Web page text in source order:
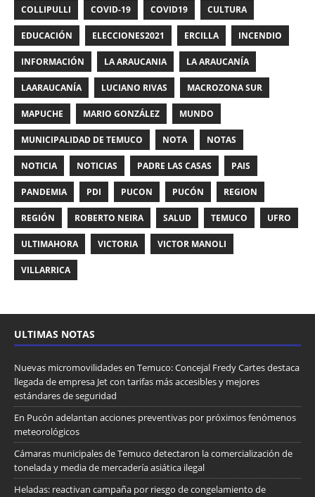
COLLIPULLI COVID-19 COVID19 CULTURA
EDUCACIÓN ELECCIONES2021 ERCILLA INCENDIO
INFORMACIÓN LA ARAUCANIA LA ARAUCANÍA
LAARAUCANÍA LUCIANO RIVAS MACROZONA SUR
MAPUCHE MARIO GONZÁLEZ MUNDO
MUNICIPALIDAD DE TEMUCO NOTA NOTAS
NOTICIA NOTICIAS PADRE LAS CASAS PAIS
PANDEMIA PDI PUCON PUCÓN REGION
REGIÓN ROBERTO NEIRA SALUD TEMUCO UFRO
ULTIMAHORA VICTORIA VICTOR MANOLI
VILLARRICA
ULTIMAS NOTAS
Nuevas micromovilidades en Temuco: Concejal Fredy Cartes destaca
llegada de empresa Jet con tarifas más accesibles y mejores
estándares de seguridad
En Pucón adelantan acciones preventivas por próximos fenómenos
meteorológicos
Cámaras municipales de Temuco detectaron la comercialización de
tonelada y media de mercadería asiática ilegal
Heladas: reactivan campaña por riesgo de congelamiento de